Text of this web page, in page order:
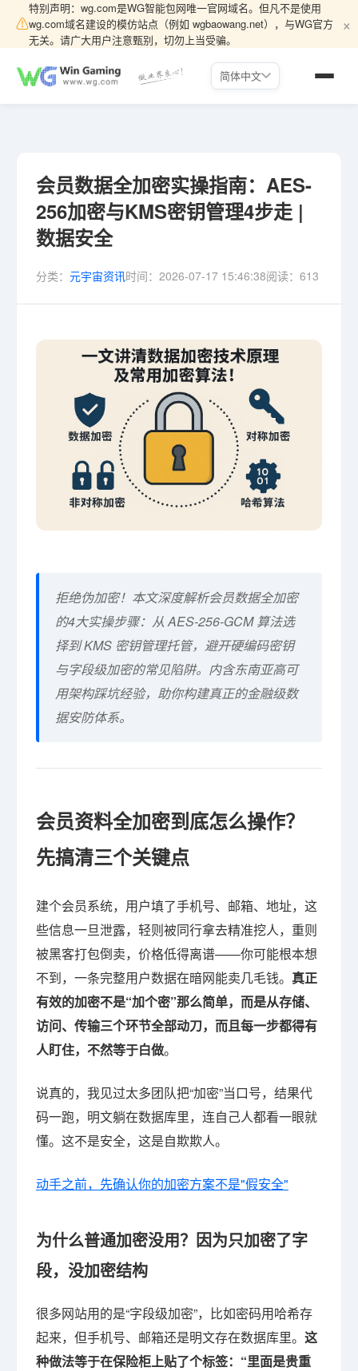
⚠
特别声明：wg.com是WG智能包网唯一官网域名。但凡不是使用
wg.com域名建设的模仿站点（例如 wgbaowang.net），与WG官方
无关。请广大用户注意甄别，切勿上当受骗。
×
简体中文
会员数据全加密实操指南：AES-
256加密与KMS密钥管理4步走 |
数据安全
分类： 元宇宙资讯时间： 2026-07-17 15:46:38阅读： 613
拒绝伪加密！本文深度解析会员数据全加密
的4大实操步骤：从 AES-256-GCM 算法选
择到 KMS 密钥管理托管，避开硬编码密钥
与字段级加密的常见陷阱。内含东南亚高可
用架构踩坑经验，助你构建真正的金融级数
据安防体系。
会员资料全加密到底怎么操作？
先搞清三个关键点
建个会员系统，用户填了手机号、邮箱、地址，这
些信息一旦泄露，轻则被同行拿去精准挖人，重则
被黑客打包倒卖，价格低得离谱——你可能根本想
不到，一条完整用户数据在暗网能卖几毛钱。 真正
有效的加密不是“加个密”那么简单，而是从存储、
访问、传输三个环节全部动刀，而且每一步都得有
人盯住，不然等于白做。
说真的，我见过太多团队把“加密”当口号，结果代
码一跑，明文躺在数据库里，连自己人都看一眼就
懂。这不是安全，这是自欺欺人。
动手之前，先确认你的加密方案不是"假安全"
为什么普通加密没用？因为只加密了字
段，没加密结构
很多网站用的是“字段级加密”，比如密码用哈希存
起来，但手机号、邮箱还是明文存在数据库里。 这
种做法等于在保险柜上贴了个标签：“里面是贵重